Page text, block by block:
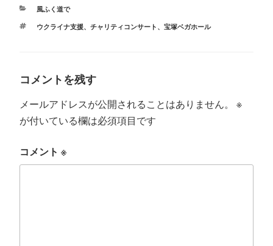
カ
ゴ
風ふく道で
タ
ウクライナ支援、 チャリティコンサート、 宝塚ベガホール
コメントを残す
メールアドレスが公開されることはありません。
※
が付いている欄は必須項目です
コメント ※